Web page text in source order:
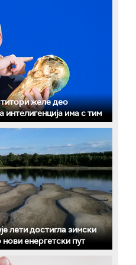
желе део
има с тим
лети достигла зимски
енергетски пут